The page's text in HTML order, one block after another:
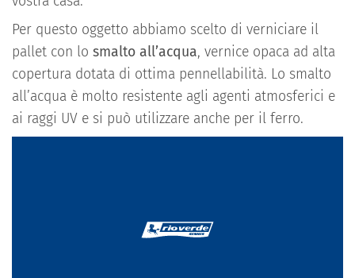
Per questo oggetto abbiamo scelto di verniciare il
pallet con lo smalto all’acqua, vernice opaca ad alta
copertura dotata di ottima pennellabilità. Lo smalto
all’acqua è molto resistente agli agenti atmosferici e
ai raggi UV e si può utilizzare anche per il ferro.